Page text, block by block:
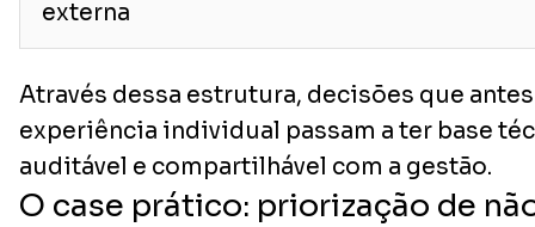
externa
Através dessa estrutura, decisões que
experiência individual passam a ter base
auditável e compartilhável com a gestão.
O case prático: priorização de